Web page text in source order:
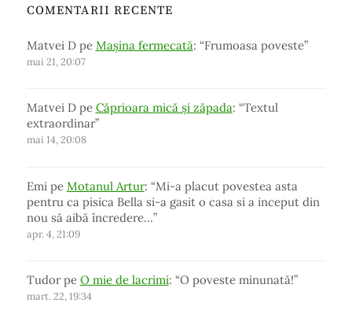
COMENTARII RECENTE
Matvei Dpe Mașina fermecată: “Frumoasa poveste”
mai 21, 20:07
Matvei Dpe Căprioara mică și zăpada: “Textul
extraordinar”
mai 14, 20:08
Emi pe Motanul Artur: “Mi-a placut povestea asta
pentru ca pisica Bella si-a gasit o casa si a inceput din
nou să aibă încredere…”
apr. 4, 21:09
Tudorpe O mie de lacrimi: “O poveste minunată!”
mart. 22, 19:34